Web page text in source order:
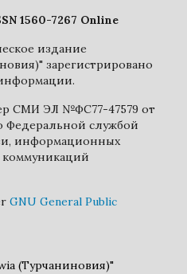
1560-7267 Online
издание
зарегистрировано
СМИ ЭЛ №ФС77-47579 от
Федеральной службой
информационных
коммуникаций
GNU General Public
(Турчаниновия)"